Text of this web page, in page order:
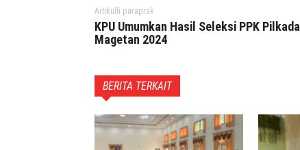
Artikulli paraprak
KPU Umumkan Hasil Seleksi PPK Pilkada
Magetan 2024
BERITA TERKAIT